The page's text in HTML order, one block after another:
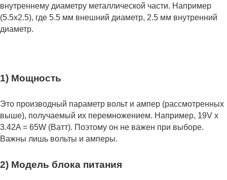
внутреннему диаметру металлической части. Например
(5.5x2.5), где 5.5 мм внешний диаметр, 2.5 мм внутренний
диаметр.
1) Мощность
Это производный параметр вольт и ампер (рассмотренных
выше), получаемый их перемножением. Например, 19V x
3.42A = 65W (Ватт). Поэтому он не важен при выборе.
Важны лишь вольты и амперы.
2) Модель блока питания